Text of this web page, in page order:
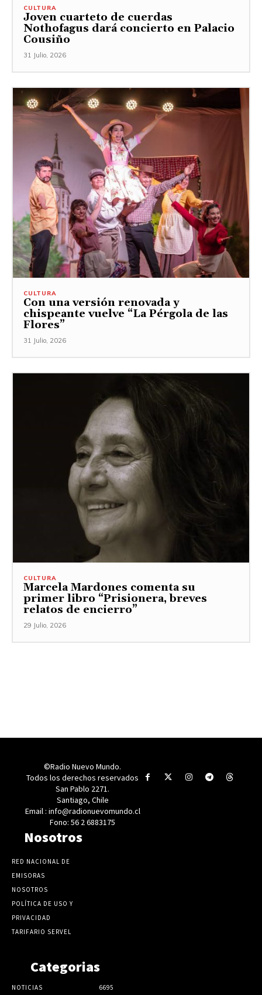
CULTURA
Joven cuarteto de cuerdas
Nothofagus dará concierto en Palacio
Cousiño
31 Julio, 2026
CULTURA
Con una versión renovada y
chispeante vuelve “La Pérgola de las
Flores”
31 Julio, 2026
CULTURA
Marcela Mardones comenta su
primer libro “Prisionera, breves
relatos de encierro”
29 Julio, 2026
©Radio Nuevo Mundo.
Todos los derechos reservados
San Pablo 2271.
Santiago, Chile
Email : info@radionuevomundo.cl
Fono: 56 2 6883175
Nosotros
RED NACIONAL DE
EMISORAS
NOSOTROS
POLÍTICA DE USO Y
PRIVACIDAD
TARIFARIO SERVEL
Categorias
NOTICIAS 6695